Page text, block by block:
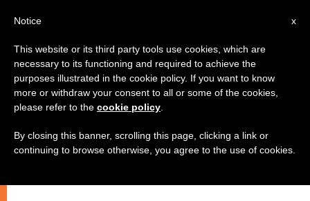
x
Notice
This website or its third party tools use cookies, which are
necessary to its functioning and required to achieve the
purposes illustrated in the cookie policy. If you want to know
more or withdraw your consent to all or some of the cookies,
please refer to the cookie policy
By closing this banner, scrolling this page, clicking a link or
continuing to browse otherwise, you agree to the use of cookies.